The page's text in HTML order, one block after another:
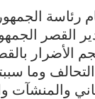
رئاسة
القصر
وما
والمنشآت